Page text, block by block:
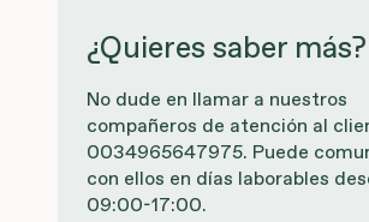
¿Quieres saber más?
No dude en llamar a nuestros
compañeros de atención al
0034965647975. Puede
con ellos en días laborables
09:00-17:00.